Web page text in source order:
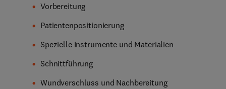
Vorbereitung
Patientenpositionierung
Spezielle Instrumente und Materialien
Schnittführung
Wundverschluss und Nachbereitung